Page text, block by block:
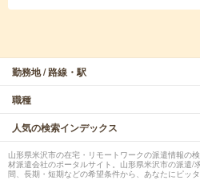
勤務地 / 路線・駅
職種
人気の検索インデックス
山形県米沢市の在宅・リモートワークの派遣情報の
材派遣会社のポータルサイト。山形県米沢市の派遣/
間、長期・短期などの希望条件から、あなたにピッ